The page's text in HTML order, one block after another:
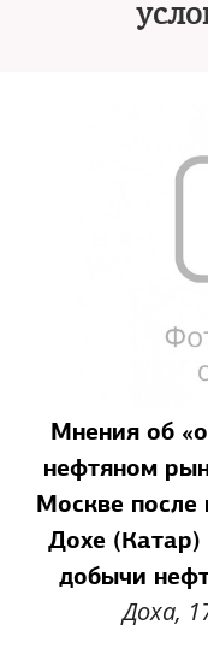
Мнения об
нефтяном
Москве
Дохе (Катар)
добычи
Доха,